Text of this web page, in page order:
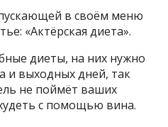
в своём меню
«Актёрская диета».
диеты, на них нужно
и выходных дней, так
не поймёт ваших
с помощью вина.